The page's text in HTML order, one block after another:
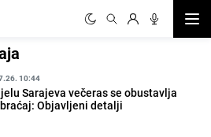
10:44
Sarajeva večeras se obustavlja
Objavljeni detalji